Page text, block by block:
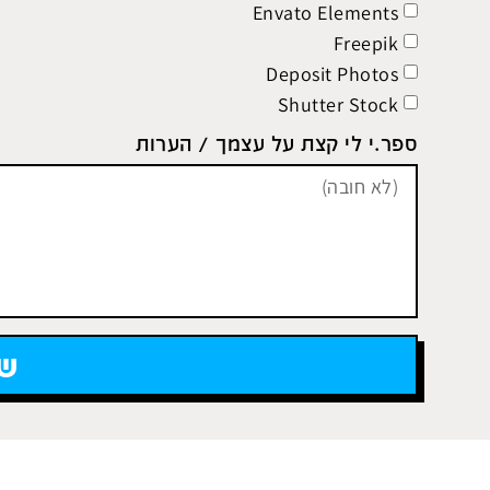
Envato Elements
Freepik
Deposit Photos
Shutter Stock
ספר.י לי קצת על עצמך / הערות